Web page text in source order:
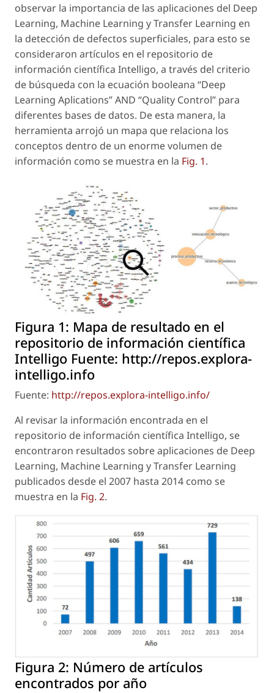
observar la importancia de las aplicaciones del Deep
Learning, Machine Learning y Transfer Learning en
la detección de defectos superficiales, para esto se
consideraron artículos en el repositorio de
información científica Intelligo, a través del criterio
de búsqueda con la ecuación booleana “Deep
Learning Aplications” AND “Quality Control” para
diferentes bases de datos. De esta manera, la
herramienta arrojó un mapa que relaciona los
conceptos dentro de un enorme volumen de
información como se muestra en la Fig. 1.
Figura 1: Mapa de resultado en el
repositorio de información científica
Intelligo Fuente: http://repos.explora-
intelligo.info
Fuente: http://repos.explora-intelligo.info/
Al revisar la información encontrada en el
repositorio de información científica Intelligo, se
encontraron resultados sobre aplicaciones de Deep
Learning, Machine Learning y Transfer Learning
publicados desde el 2007 hasta 2014 como se
muestra en la Fig. 2.
Figura 2: Número de artículos
encontrados por año